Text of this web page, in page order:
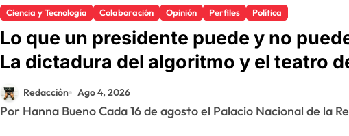
Ciencia y Tecnología Colaboración Opinión Perfiles Política
Lo que un presidente puede y no
La dictadura del algoritmo y el teatro
Redacción Ago 4, 2026
Por Hanna Bueno Cada 16 de agosto el Palacio Nacional de la